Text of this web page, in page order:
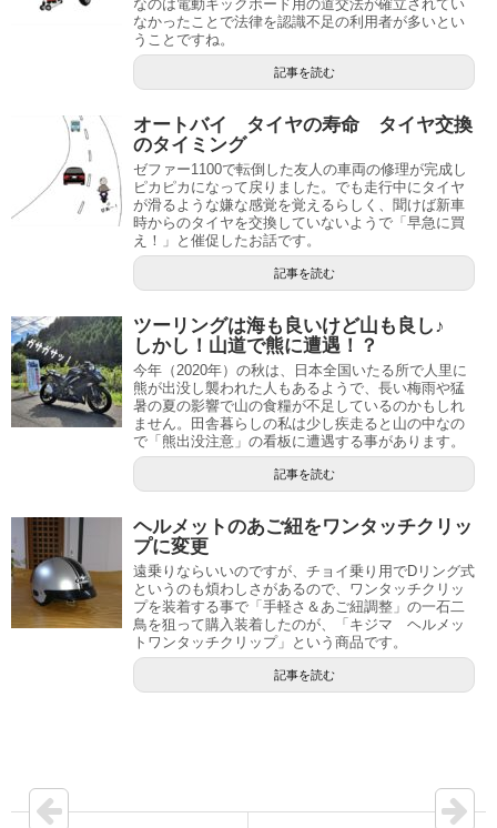
なのは電動キックボード用の道交法が確立されてい
なかったことで法律を認識不足の利用者が多いとい
うことですね。
記事を読む
オートバイ タイヤの寿命 タイヤ交換
のタイミング
ゼファー1100で転倒した友人の車両の修理が完成し
ピカピカになって戻りました。でも走行中にタイヤ
が滑るような嫌な感覚を覚えるらしく、聞けば新車
時からのタイヤを交換していないようで「早急に買
え！」と催促したお話です。
記事を読む
ツーリングは海も良いけど山も良し♪
しかし！山道で熊に遭遇！？
今年（2020年）の秋は、日本全国いたる所で人里に
熊が出没し襲われた人もあるようで、長い梅雨や猛
暑の夏の影響で山の食糧が不足しているのかもしれ
ません。田舎暮らしの私は少し疾走ると山の中なの
で「熊出没注意」の看板に遭遇する事があります。
記事を読む
ヘルメットのあご紐をワンタッチクリッ
プに変更
遠乗りならいいのですが、チョイ乗り用でDリング式
というのも煩わしさがあるので、ワンタッチクリッ
プを装着する事で「手軽さ＆あご紐調整」の一石二
鳥を狙って購入装着したのが、「キジマ ヘルメッ
トワンタッチクリップ」という商品です。
記事を読む